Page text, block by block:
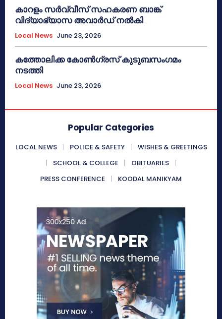
കാറളം സർവ്വീസ് സഹകരണ ബാങ്ക്
വിദ്യാഭ്യാസ അവാർഡ് നൽകി
Local News June 23, 2026
കത്തോലിക്ക കോൺഗ്രസ് കുടുബസംഗമം
നടത്തി
Local News June 23, 2026
Popular Categories
LOCAL NEWS POLICE & SAFETY
WISHES & GREETINGS
SCHOOL & COLLEGE
OBITUARIES
PRESS CONFERENCE
KOODAL MANIKYAM